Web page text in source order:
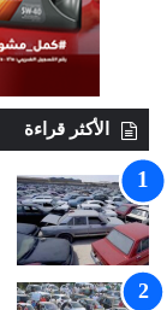
الأكثر قراءة